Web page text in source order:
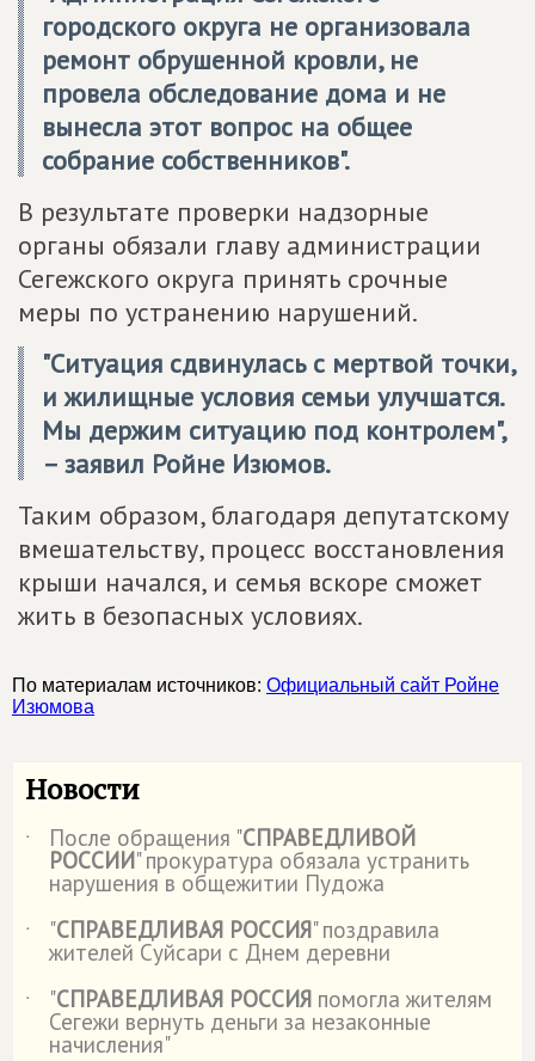
городского округа не организовала
ремонт обрушенной кровли, не
провела обследование дома и не
вынесла этот вопрос на общее
собрание собственников".
В результате проверки надзорные
органы обязали главу администрации
Сегежского округа принять срочные
меры по устранению нарушений.
"Ситуация сдвинулась с мертвой точки,
и жилищные условия семьи улучшатся.
Мы держим ситуацию под контролем",
– заявил Ройне Изюмов.
Таким образом, благодаря депутатскому
вмешательству, процесс восстановления
крыши начался, и семья вскоре сможет
жить в безопасных условиях.
По материалам источников: Официальный сайт Ройне
Изюмова
Новости
˙ После обращения "СПРАВЕДЛИВОЙ
РОССИИ" прокуратура обязала устранить
нарушения в общежитии Пудожа
˙
"СПРАВЕДЛИВАЯ РОССИЯ" поздравила
жителей Суйсари с Днем деревни
˙
"СПРАВЕДЛИВАЯ РОССИЯ помогла жителям
Сегежи вернуть деньги за незаконные
начисления"